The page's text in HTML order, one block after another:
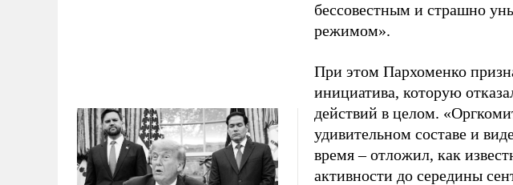
бессовестным и страшно
режимом».
При этом Пархоменко
инициатива, которую
действий в целом.
удивительном составе и
время – отложил, как
активности до середины